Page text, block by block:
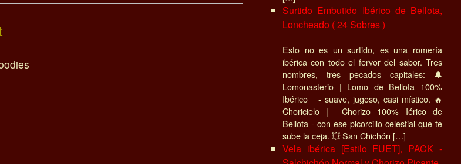
Surtido Embutido Ibérico de Bellota,
Loncheado ( 24 Sobres )
Esto no es un surtido, es una romería
ibérica con todo el fervor del sabor. Tres
nombres, tres pecados capitales: 🔔
Lomonasterio | Lomo de Bellota 100%
Ibérico - suave, jugoso, casi místico. 🔥
Choricielo | Chorizo 100% Iérico de
Bellota - con ese picorcillo celestial que te
sube la ceja. 💥 San Chichón […]
Vela ibérica [Estilo FUET], PACK -